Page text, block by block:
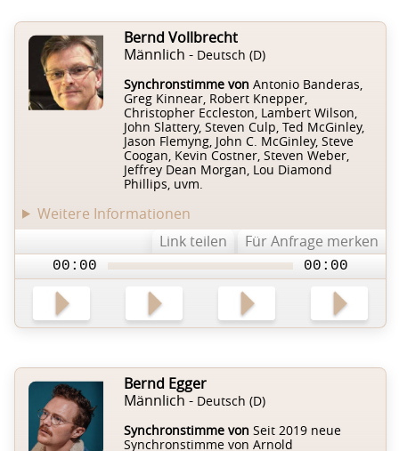
Bernd Vollbrecht
Männlich - Deutsch (D)
Synchronstimme von Antonio Banderas,
Greg Kinnear, Robert Knepper,
Christopher Eccleston, Lambert Wilson,
John Slattery, Steven Culp, Ted McGinley,
Jason Flemyng, John C. McGinley, Steve
Coogan, Kevin Costner, Steven Weber,
Jeffrey Dean Morgan, Lou Diamond
Phillips, uvm.
Weitere Informationen
Link teilen
Für Anfrage merken
00:00 00:00
Bernd Egger
Männlich - Deutsch (D)
Synchronstimme von Seit 2019 neue
Synchronstimme von Arnold